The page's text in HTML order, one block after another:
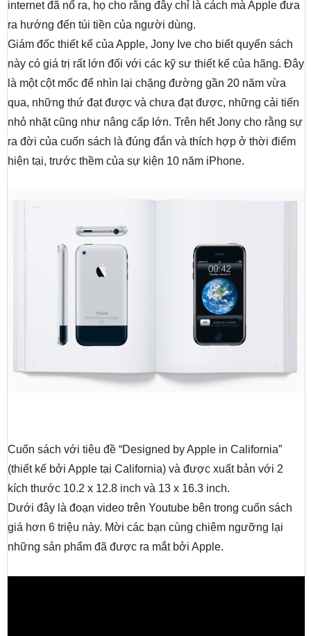
internet đã nổ ra, họ cho rằng đây chỉ là cách mà Apple đưa
ra hướng đến túi tiền của người dùng.
Giám đốc thiết kế của Apple, Jony Ive cho biết quyển sách
này có giá trị rất lớn đối với các kỹ sư thiết kế của hãng. Đây
là một cột mốc để nhìn lại chặng đường gần 20 năm vừa
qua, những thứ đạt được và chưa đạt được, những cải tiến
nhỏ nhặt cũng như nâng cấp lớn. Trên hết Jony cho rằng sự
ra đời của cuốn sách là đúng đắn và thích hợp ở thời điểm
hiện tại, trước thềm của sự kiện 10 năm iPhone.
Cuốn sách với tiêu đề “Designed by Apple in California”
(thiết kế bởi Apple tại California) và được xuất bản với 2
kích thước 10.2 x 12.8 inch và 13 x 16.3 inch.
Dưới đây là đoạn video trên Youtube bên trong cuốn sách
giá hơn 6 triệu này. Mời các bạn cùng chiêm ngưỡng lại
những sản phẩm đã được ra mắt bởi Apple.